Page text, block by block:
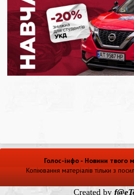
Голос-інфо - Новини твого
Копіювання матеріалів тільки з
Created by